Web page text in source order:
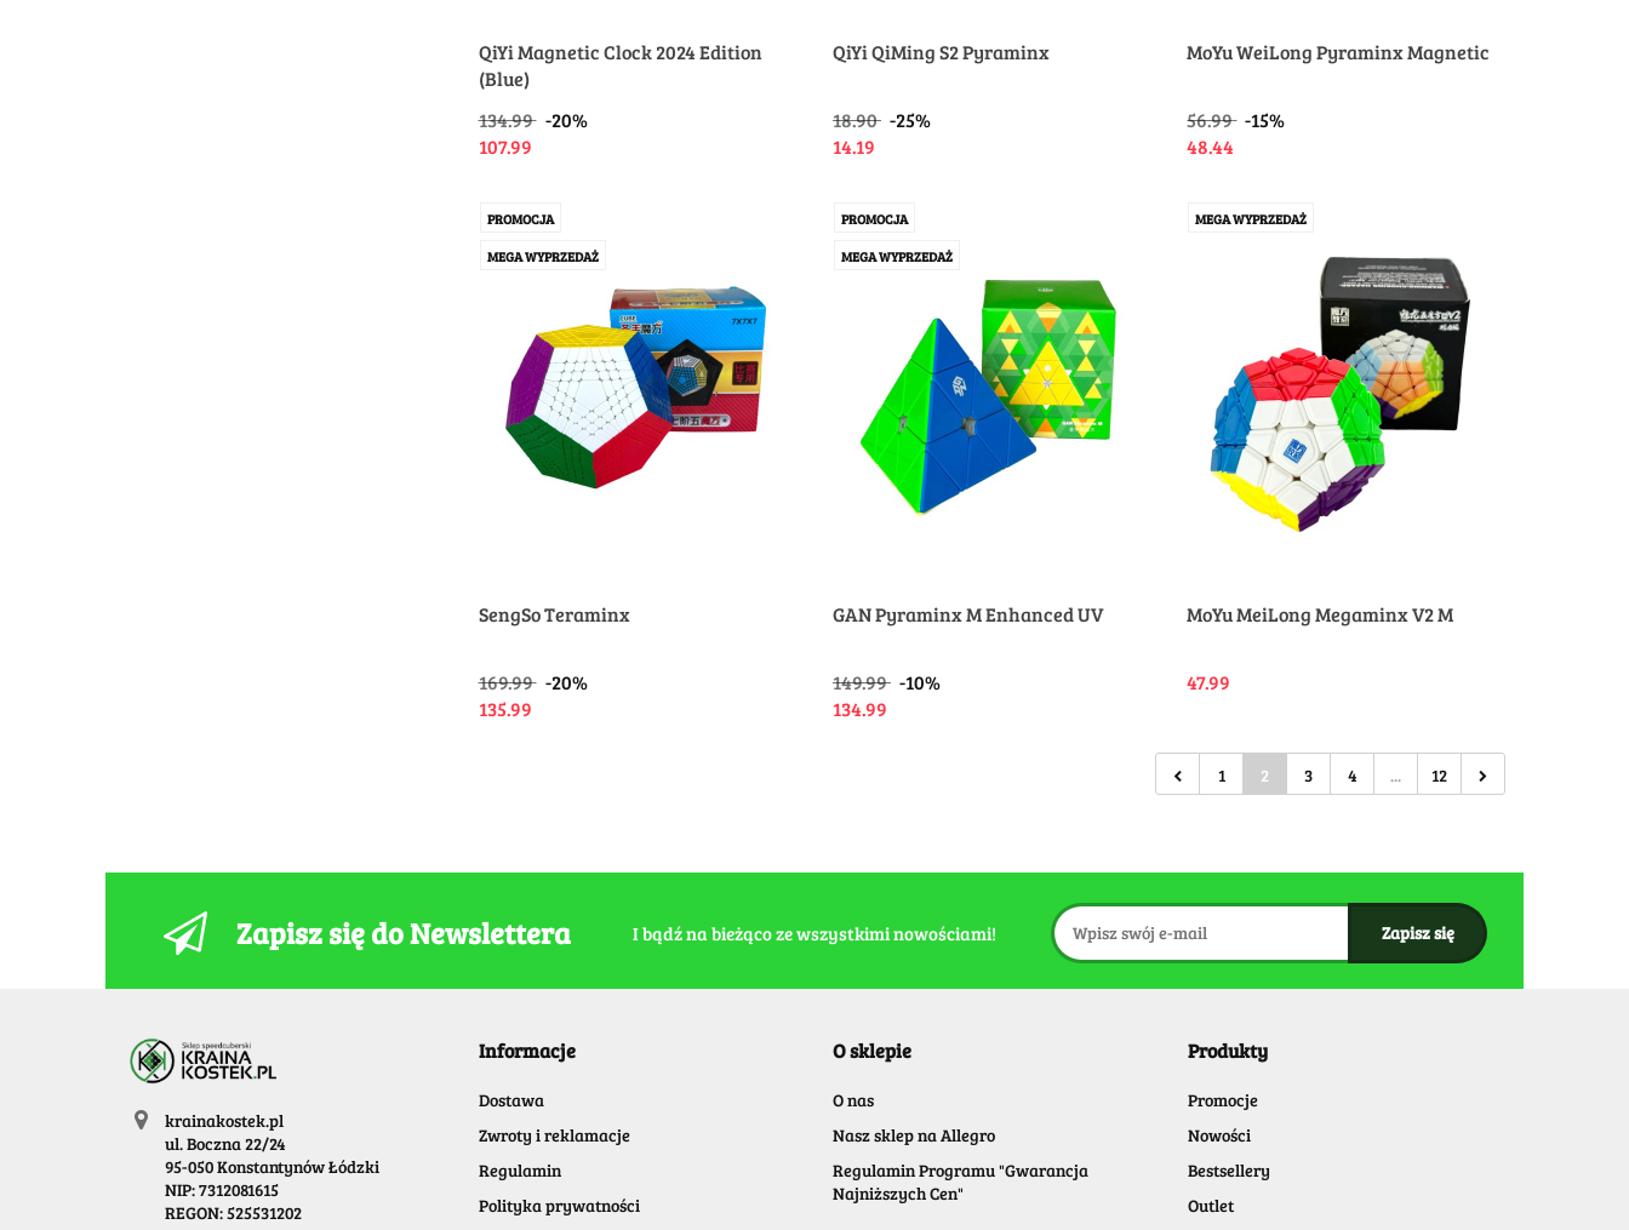
QiYi Magnetic Clock 2024 Edition
(Blue)
134.99 -20%
107.99
QiYi QiMing S2 Pyraminx
18.90 -25%
14.19
MoYu WeiLong Pyraminx Magnetic
56.99 -15%
48.44
PROMOCJA
MEGA WYPRZEDAŻ
SengSo Teraminx
169.99 -20%
135.99
PROMOCJA
MEGA WYPRZEDAŻ
GAN Pyraminx M Enhanced UV
149.99 -10%
134.99
MEGA WYPRZEDAŻ
MoYu MeiLong Megaminx V2 M
47.99
1 2 3 4 ... 12
Zapisz się do Newslettera I bądź na bieżąco ze wszystkimi nowościami!
krainakostek.pl
ul. Boczna 22/24
95-050 Konstantynów Łódzki
NIP: 7312081615
REGON: 525531202
Informacje
Dostawa
Zwroty i reklamacje
Regulamin
Polityka prywatności
O sklepie
O nas
Nasz sklep na Allegro
Regulamin Programu "Gwarancja
Najniższych Cen"
Produkty
Promocje
Nowości
Bestsellery
Outlet